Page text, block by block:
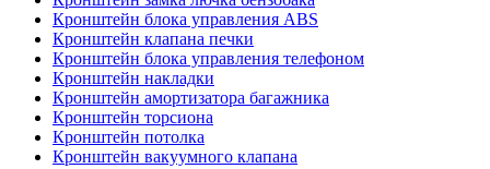
Кронштейн блока управления ABS
Кронштейн клапана печки
Кронштейн блока управления телефоном
Кронштейн накладки
Кронштейн амортизатора багажника
Кронштейн торсиона
Кронштейн потолка
Кронштейн вакуумного клапана